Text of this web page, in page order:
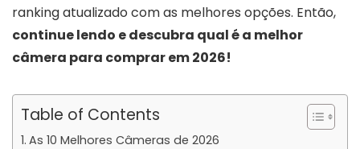
ranking atualizado com as melhores opções. Então,
continue lendo e descubra qual é a melhor
câmera para comprar em 2026!
Table of Contents
As 10 Melhores Câmeras de 2026